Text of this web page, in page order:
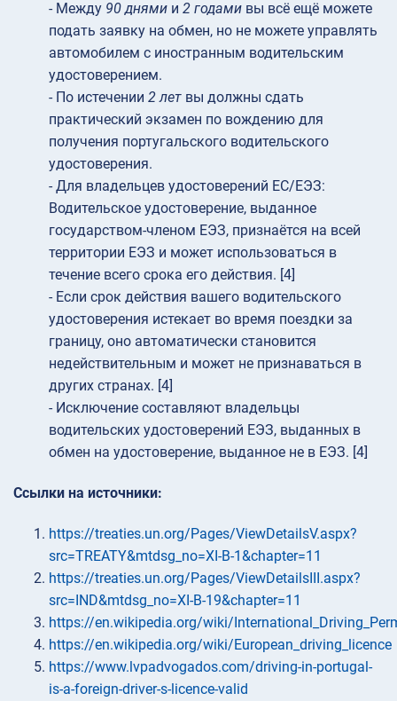
- Между 90 днями и 2 годами вы всё ещё можете
подать заявку на обмен, но не можете управлять
автомобилем с иностранным водительским
удостоверением.
- По истечении 2 лет вы должны сдать
практический экзамен по вождению для
получения португальского водительского
удостоверения.
- Для владельцев удостоверений ЕС/ЕЭЗ:
Водительское удостоверение, выданное
государством-членом ЕЭЗ, признаётся на всей
территории ЕЭЗ и может использоваться в
течение всего срока его действия. [4]
- Если срок действия вашего водительского
удостоверения истекает во время поездки за
границу, оно автоматически становится
недействительным и может не признаваться в
других странах. [4]
- Исключение составляют владельцы
водительских удостоверений ЕЭЗ, выданных в
обмен на удостоверение, выданное не в ЕЭЗ. [4]
Ссылки на источники:
https://treaties.un.org/Pages/ViewDetailsV.aspx?
src=TREATY&mtdsg_no=XI-B-1&chapter=11
https://treaties.un.org/Pages/ViewDetailsIII.aspx?
src=IND&mtdsg_no=XI-B-19&chapter=11
https://en.wikipedia.org/wiki/
https://en.wikipedia.org/wiki/European_driving_licence
https://www.lvpadvogados.com/driving-in-portugal-
is-a-foreign-driver-s-licence-valid